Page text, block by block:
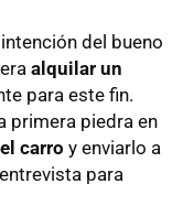
del bueno
alquilar un
para este fin.
primera piedra en
carro y enviarlo a
para